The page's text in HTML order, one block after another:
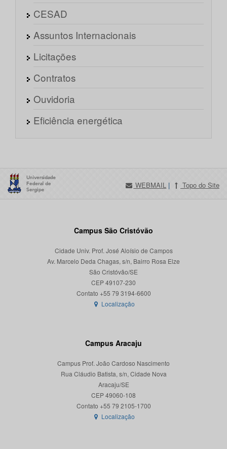
CESAD
Assuntos Internacionais
Licitações
Contratos
Ouvidoria
Eficiência energética
WEBMAIL | Topo do Site
Campus São Cristóvão
Cidade Univ. Prof. José Aloísio de Campos
Av. Marcelo Deda Chagas, s/n, Bairro Rosa Elze
São Cristóvão/SE
CEP 49107-230
Localização
Campus Aracaju
Campus Prof. João Cardoso Nascimento
Rua Cláudio Batista, s/n, Cidade Nova
Aracaju/SE
CEP 49060-108
Localização